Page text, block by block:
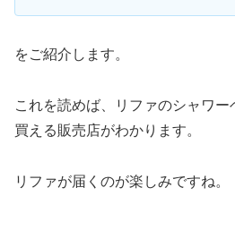
をご紹介します。
これを読めば、リファのシャワ
買える販売店がわかります。
リファが届くのが楽しみですね。